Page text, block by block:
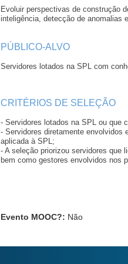
Evoluir perspectivas de construção
inteligência, detecção de anomalias
PÚBLICO-ALVO
Servidores lotados na SPL com
CRITÉRIOS DE SELEÇÃO
- Servidores lotados na SPL ou que
- Servidores diretamente envolvidos
aplicada à SPL;
- A seleção priorizou servidores que
bem como gestores envolvidos nos
Evento MOOC?: Não